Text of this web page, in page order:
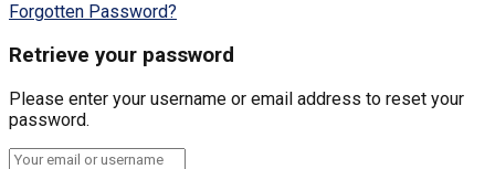
Forgotten Password?
Retrieve your password
Please enter your username or email address to reset your
password.